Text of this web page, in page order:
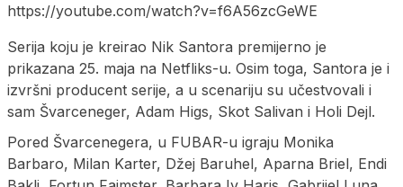
https://youtube.com/watch?v=f6A56zcGeWE
Serija koju je kreirao Nik Santora premijerno je
prikazana 25. maja na Netfliks-u. Osim toga, Santora je i
izvršni producent serije, a u scenariju su učestvovali i
sam Švarceneger, Adam Higs, Skot Salivan i Holi Dejl.
Pored Švarcenegera, u FUBAR-u igraju Monika
Barbaro, Milan Karter, Džej Baruhel, Aparna Briel, Endi